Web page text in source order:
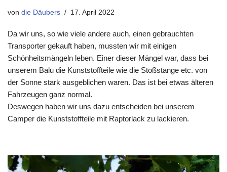
von die Däubers 17. April 2022
Da wir uns, so wie viele andere auch, einen gebrauchten
Transporter gekauft haben, mussten wir mit einigen
Schönheitsmängeln leben. Einer dieser Mängel war, dass bei
unserem Balu die Kunststoffteile wie die Stoßstange etc. von
der Sonne stark ausgeblichen waren. Das ist bei etwas älteren
Fahrzeugen ganz normal.
Deswegen haben wir uns dazu entscheiden bei unserem
Camper die Kunststoffteile mit Raptorlack zu lackieren.